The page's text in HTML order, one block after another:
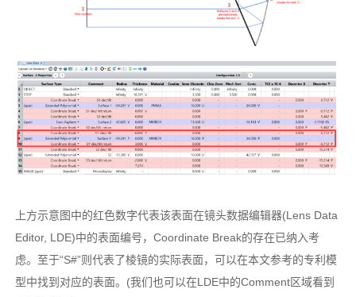
上方示意图中的红色数字代表该表面在镜头数据编辑器(Lens Data
Editor, LDE)中的表面编号，Coordinate Break的存在已纳入考
虑。至于“S#”则代表了棱镜的实际表面，可以在本文参考的专利模
型中找到对应的表面。(我们也可以在LDE中的Comment区域看到